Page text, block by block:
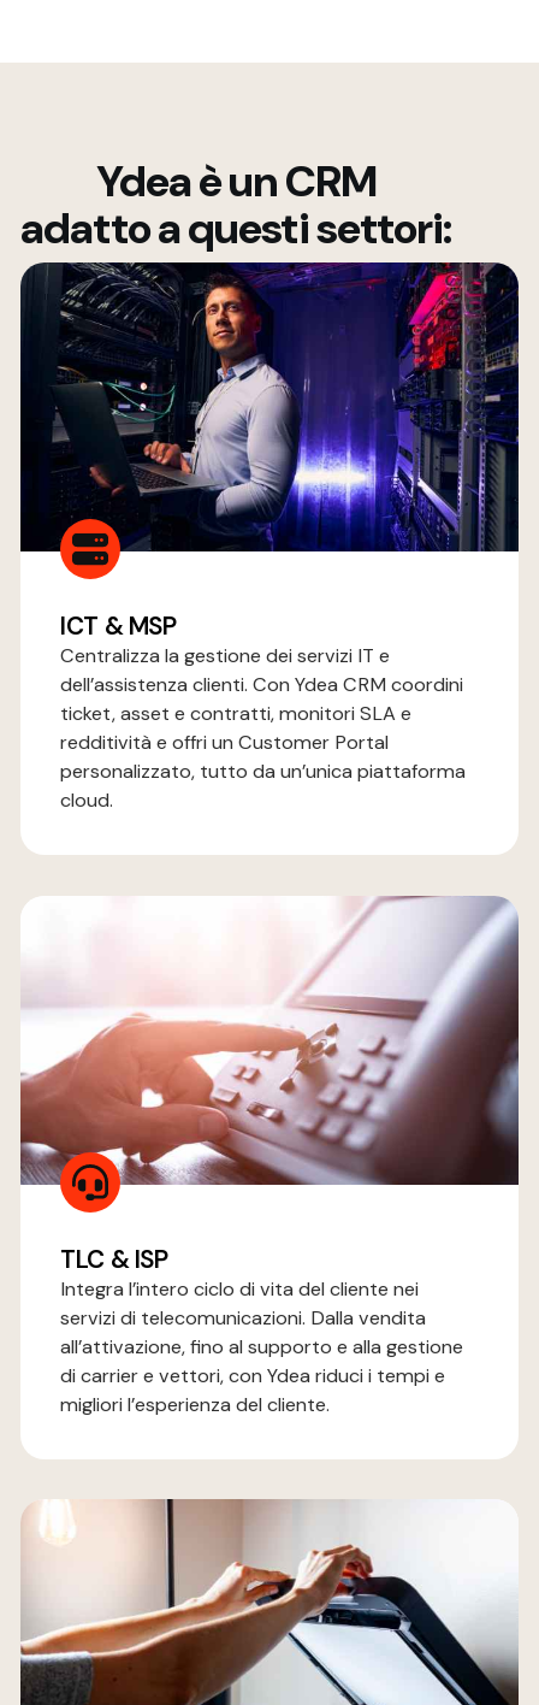
Ydea è un CRM
adatto a questi settori:
ICT & MSP
Centralizza la gestione dei servizi IT e
dell’assistenza clienti. Con Ydea CRM coordini
ticket, asset e contratti, monitori SLA e
redditività e offri un Customer Portal
personalizzato, tutto da un’unica piattaforma
cloud.
TLC & ISP
Integra l’intero ciclo di vita del cliente nei
servizi di telecomunicazioni. Dalla vendita
all’attivazione, fino al supporto e alla gestione
di carrier e vettori, con Ydea riduci i tempi e
migliori l’esperienza del cliente.